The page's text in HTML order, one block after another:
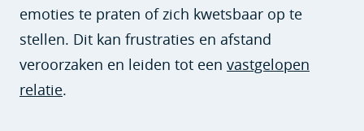
emoties te praten of zich kwetsbaar op te
stellen. Dit kan frustraties en afstand
veroorzaken en leiden tot een vastgelopen
relatie.